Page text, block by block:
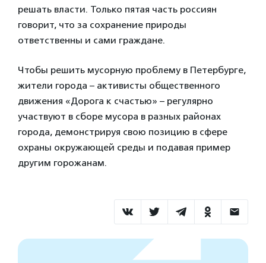
решать власти. Только пятая часть россиян
говорит, что за сохранение природы
ответственны и сами граждане.
Чтобы решить мусорную проблему в Петербурге,
жители города – активисты общественного
движения «Дорога к счастью» – регулярно
участвуют в сборе мусора в разных районах
города, демонстрируя свою позицию в сфере
охраны окружающей среды и подавая пример
другим горожанам.